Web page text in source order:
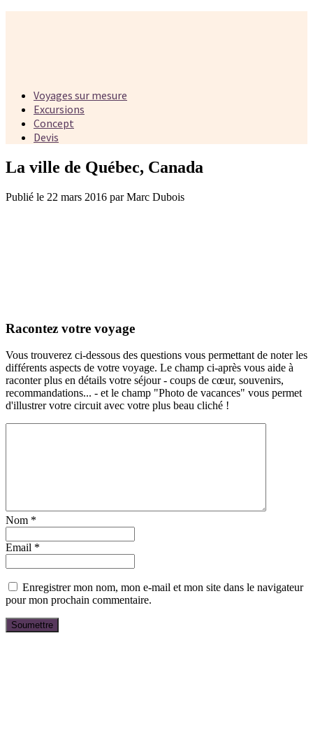
Voyages sur mesure
Excursions
Concept
Devis
La ville de Québec, Canada
Publié le 22 mars 2016 par Marc Dubois
Racontez votre voyage
Vous trouverez ci-dessous des questions vous permettant de noter les
différents aspects de votre voyage. Le champ ci-après vous aide à
raconter plus en détails votre séjour - coups de cœur, souvenirs,
recommandations... - et le champ "Photo de vacances" vous permet
d'illustrer votre circuit avec votre plus beau cliché !
Nom *
Email *
Enregistrer mon nom, mon e-mail et mon site dans le navigateur
pour mon prochain commentaire.